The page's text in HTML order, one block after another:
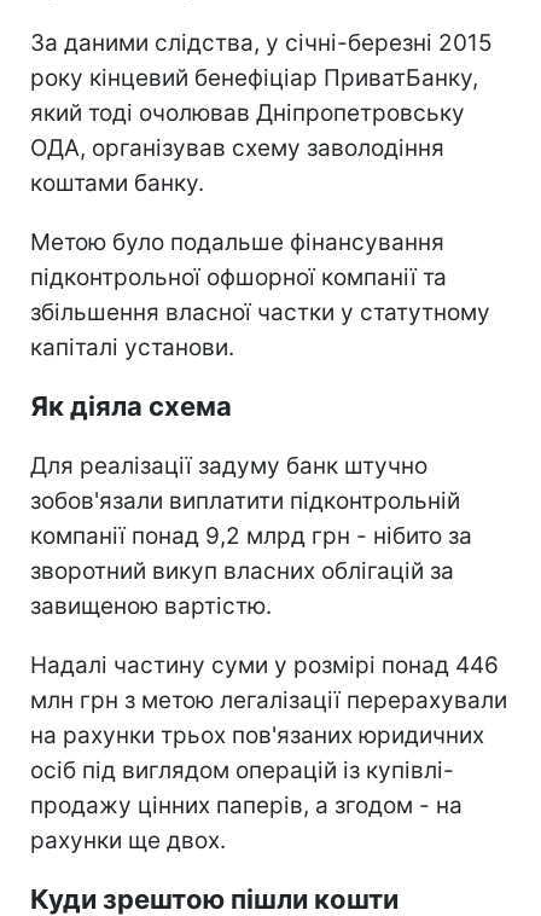
За даними слідства, у січні-березні 2015
року кінцевий бенефіціар ПриватБанку,
який тоді очолював Дніпропетровську
ОДА, організував схему заволодіння
коштами банку.
Метою було подальше фінансування
підконтрольної офшорної компанії та
збільшення власної частки у статутному
капіталі установи.
Як діяла схема
Для реалізації задуму банк штучно
зобов'язали виплатити підконтрольній
компанії понад 9,2 млрд грн - нібито за
зворотний викуп власних облігацій за
завищеною вартістю.
Надалі частину суми у розмірі понад 446
млн грн з метою легалізації перерахували
на рахунки трьох пов'язаних юридичних
осіб під виглядом операцій із купівлі-
продажу цінних паперів, а згодом - на
рахунки ще двох.
Куди зрештою пішли кошти